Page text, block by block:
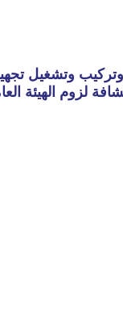
وتشغيل
لزوم الهيئة